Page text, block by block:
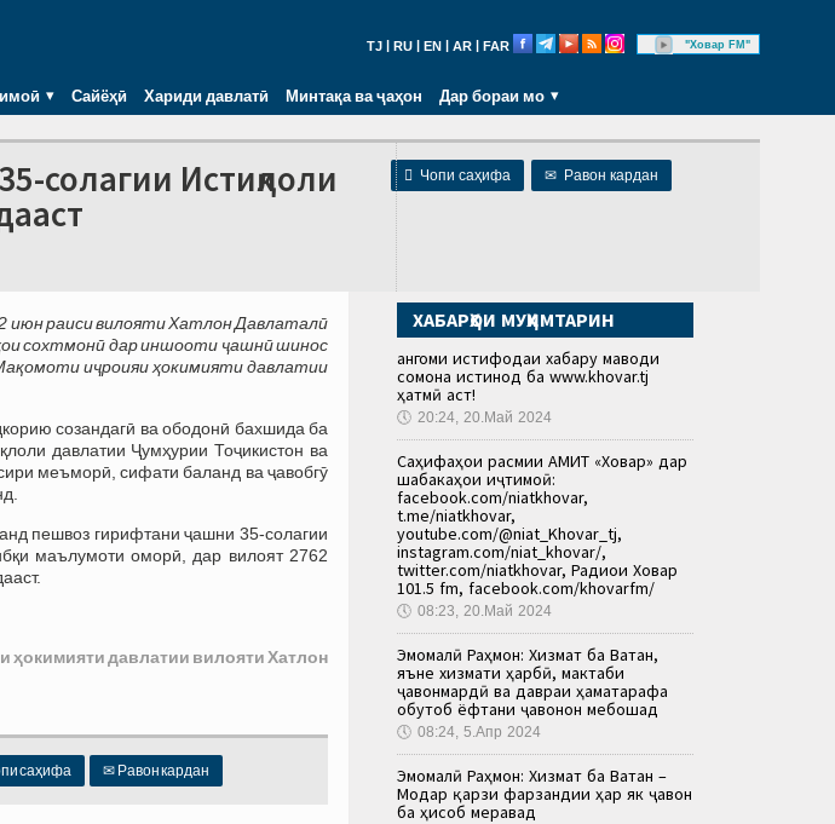
TJ RU EN AR FAR "Ховар FM"
Сайёҳӣ Хариди давлатӣ Минтақа ва ҷаҳон Дар бораи мо
 Чопи саҳифа ✉ Равон кардан
солагии Истиқлоли
июн раиси вилояти Хатлон Давлаталӣ
сохтмонӣ дар иншооти ҷашнӣ шинос
иҷроияи ҳокимияти давлатии
созандагӣ ва ободонӣ бахшида ба
давлатии Ҷумҳурии Тоҷикистон ва
меъморӣ, сифати баланд ва ҷавобгӯ
пешвоз гирифтани ҷашни 35-солагии
маълумоти оморӣ, дар вилоят 2762
ҳокимияти давлатии вилояти Хатлон
саҳифа ✉ Равон кардан
ХАБАРҲОИ МУҲИМТАРИН
Ҳангоми истифодаи хабару маводи
сомона истинод ба www.khovar.tj
ҳатмӣ аст!
🕔 20:24, 20.Май 2024
Саҳифаҳои расмии АМИТ «Ховар» дар
шабакаҳои иҷтимоӣ:
facebook.com/niatkhovar,
t.me/niatkhovar,
youtube.com/@niat_Khovar_tj,
instagram.com/niat_khovar/,
twitter.com/niatkhovar, Радиои Ховар
101.5 fm, facebook.com/khovarfm/
🕔 08:23, 20.Май 2024
Эмомалӣ Раҳмон: Хизмат ба Ватан,
яъне хизмати ҳарбӣ, мактаби
ҷавонмардӣ ва давраи ҳаматарафа
обутоб ёфтани ҷавонон мебошад
🕔 08:24, 5.Апр 2024
Эмомалӣ Раҳмон: Хизмат ба Ватан –
Модар қарзи фарзандии ҳар як ҷавон
ба ҳисоб меравад